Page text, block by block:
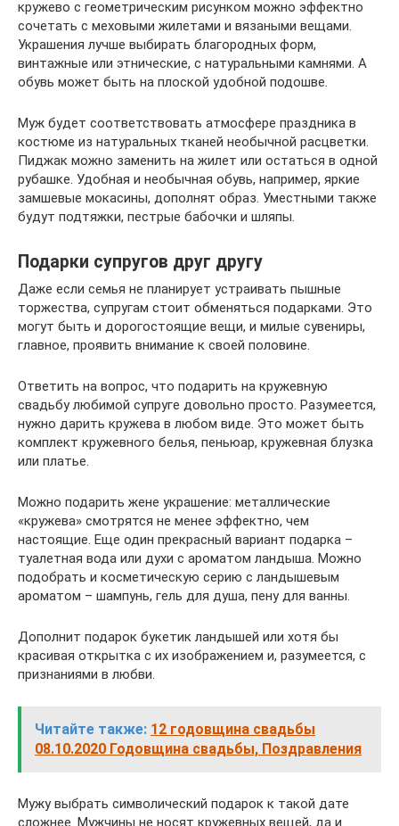
кружево с геометрическим рисунком можно эффектно
сочетать с меховыми жилетами и вязаными вещами.
Украшения лучше выбирать благородных форм,
винтажные или этнические, с натуральными камнями. А
обувь может быть на плоской удобной подошве.
Муж будет соответствовать атмосфере праздника в
костюме из натуральных тканей необычной расцветки.
Пиджак можно заменить на жилет или остаться в одной
рубашке. Удобная и необычная обувь, например, яркие
замшевые мокасины, дополнят образ. Уместными также
будут подтяжки, пестрые бабочки и шляпы.
Подарки супругов друг другу
Даже если семья не планирует устраивать пышные
торжества, супругам стоит обменяться подарками. Это
могут быть и дорогостоящие вещи, и милые сувениры,
главное, проявить внимание к своей половине.
Ответить на вопрос, что подарить на кружевную
свадьбу любимой супруге довольно просто. Разумеется,
нужно дарить кружева в любом виде. Это может быть
комплект кружевного белья, пеньюар, кружевная блузка
или платье.
Можно подарить жене украшение: металлические
«кружева» смотрятся не менее эффектно, чем
настоящие. Еще один прекрасный вариант подарка –
туалетная вода или духи с ароматом ландыша. Можно
подобрать и косметическую серию с ландышевым
ароматом – шампунь, гель для душа, пену для ванны.
Дополнит подарок букетик ландышей или хотя бы
красивая открытка с их изображением и, разумеется, с
признаниями в любви.
Читайте также: 12 годовщина свадьбы
08.10.2020 Годовщина свадьбы, Поздравления
Мужу выбрать символический подарок к такой дате
сложнее. Мужчины не носят кружевных вещей, да и